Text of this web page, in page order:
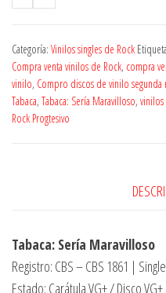
Categoría: Vinilos singles de Rock
Compra venta vinilos de Rock, compra
vinilo, Compro discos de vinilo segunda
Tabaca, Tabaca: Sería Maravilloso,
Rock Progtesivo
Tabaca: Sería Maravilloso
Registro: CBS – CBS 1861 |
Estado: Carátula VG+ / Disco VG+